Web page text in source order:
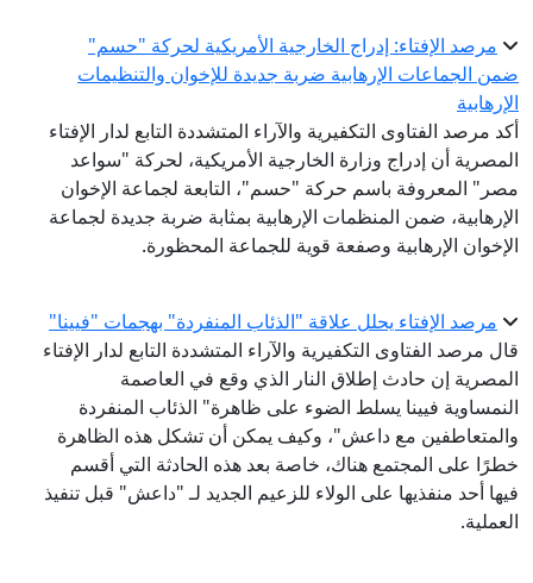
مرصد الإفتاء: إدراج الخارجية الأمريكية لحركة "حسم"
ضمن الجماعات الإرهابية ضربة جديدة للإخوان والتنظيمات
الإرهابية
أكد مرصد الفتاوى التكفيرية والآراء المتشددة التابع لدار الإفتاء
المصرية أن إدراج وزارة الخارجية الأمريكية، لحركة "سواعد
مصر" المعروفة باسم حركة "حسم"، التابعة لجماعة الإخوان
الإرهابية، ضمن المنظمات الإرهابية بمثابة ضربة جديدة لجماعة
الإخوان الإرهابية وصفعة قوية للجماعة المحظورة.
مرصد الإفتاء يحلل علاقة "الذئاب المنفردة" بهجمات "فيينا"
قال مرصد الفتاوى التكفيرية والآراء المتشددة التابع لدار الإفتاء
المصرية إن حادث إطلاق النار الذي وقع في العاصمة
النمساوية فيينا يسلط الضوء على ظاهرة" الذئاب المنفردة
والمتعاطفين مع داعش"، وكيف يمكن أن تشكل هذه الظاهرة
خطرًا على المجتمع هناك، خاصة بعد هذه الحادثة التي أقسم
فيها أحد منفذيها على الولاء للزعيم الجديد لـ "داعش" قبل تنفيذ
العملية.